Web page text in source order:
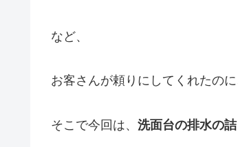
など、
お客さんが頼りにしてくれたの
そこで今回は、 洗面台の排水の